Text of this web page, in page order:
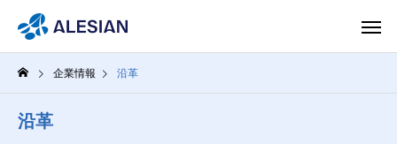
企業情報 沿革
沿革